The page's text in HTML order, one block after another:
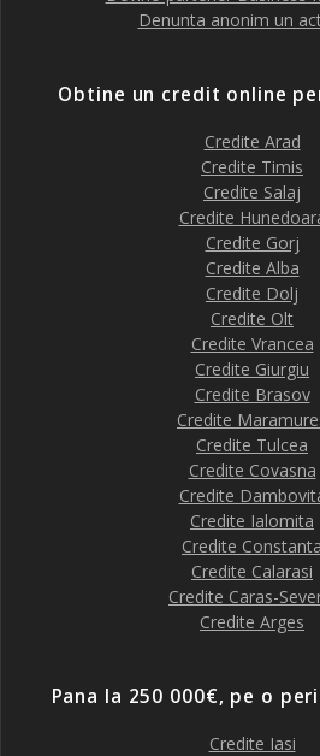
Denunta anonim un
Obtine un credit online
Credite Arad
Credite Timis
Credite Salaj
Credite
Credite Gorj
Credite Alba
Credite Dolj
Credite Olt
Credite Vrancea
Credite Giurgiu
Credite Brasov
Credite
Credite Tulcea
Credite Covasna
Credite
Credite Ialomita
Credite Constanta
Credite Calarasi
Credite Caras-
Credite Arges
Pana la 250 000€, pe o
Credite Iasi